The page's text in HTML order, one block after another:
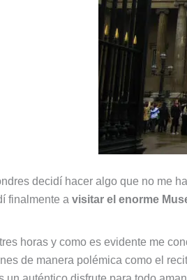
decidí hacer algo que no me
finalmente a visitar el enorme
horas y como es evidente me
de manera polémica como el